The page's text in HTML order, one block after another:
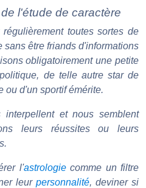
l'étude de caractère
toutes sortes de
sans être friands d'informations
obligatoirement une petite
de telle autre star de
ou d'un sportif émérite.
et nous semblent
leurs réussites ou leurs
l'astrologiecomme un filtre
leur personnalité, deviner si